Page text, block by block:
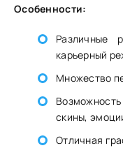
Особенности:
Различные
карьерный
Множество
скины,
Отличная